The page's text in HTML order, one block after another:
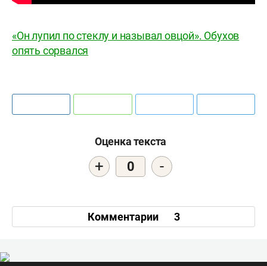
«Он лупил по стеклу и называл овцой». Обухов
опять сорвался
Оценка текста
+ 0 -
Комментарии 3